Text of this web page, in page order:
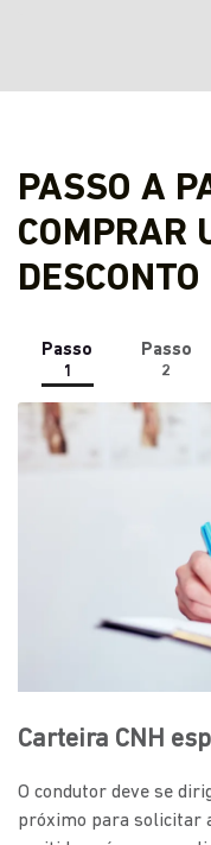
PASSO A
COMPRAR
Passo
1
Passo
2
Carteira CNH
O condutor deve se
próximo para solicitar